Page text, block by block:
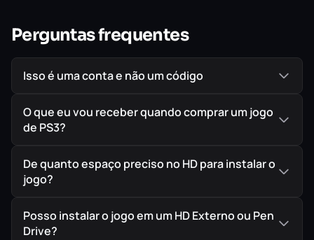
Perguntas frequentes
Isso é uma conta e não um código
O que eu vou receber quando comprar um jogo
de PS3?
De quanto espaço preciso no HD para instalar o
jogo?
Posso instalar o jogo em um HD Externo ou Pen
Drive?